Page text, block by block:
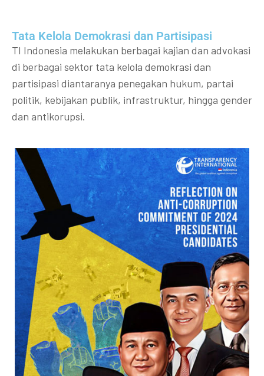
Tata Kelola Demokrasi dan Partisipasi​
TI Indonesia melakukan berbagai kajian dan advokasi
di berbagai sektor tata kelola demokrasi dan
partisipasi diantaranya penegakan hukum, partai
politik, kebijakan publik, infrastruktur, hingga gender
dan antikorupsi.